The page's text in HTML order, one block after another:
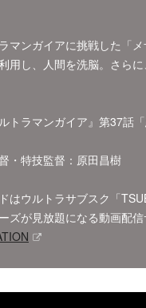
マンガイアに挑戦した「
用し、人間を洗脳。さら
トラマンガイア』第37話
・特技監督：原田昌樹
はウルトラサブスク「
ズが見放題になる動画配信